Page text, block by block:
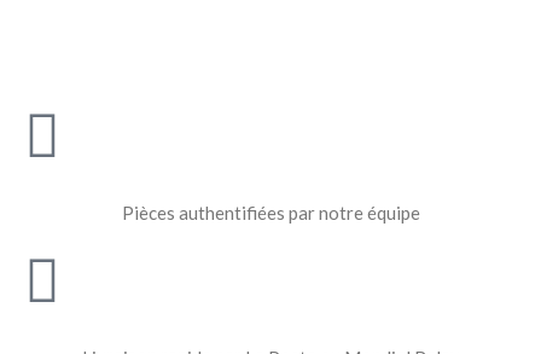
Pièces authentifiées par notre équipe